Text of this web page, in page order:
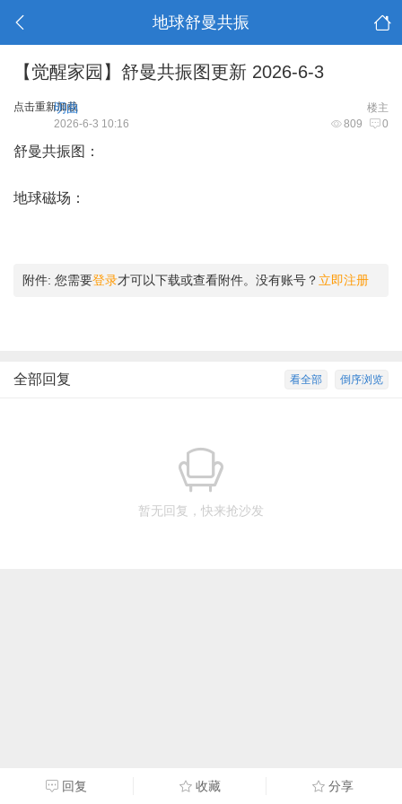
地球舒曼共振
【觉醒家园】舒曼共振图更新 2026-6-3
点击重新加载 楼主
明曲
809 0
2026-6-3 10:16
舒曼共振图：
地球磁场：
附件: 您需要登录才可以下载或查看附件。没有账号？ 立即注册
倒序浏览
看全部
全部回复
暂无回复，快来抢沙发
回复 收藏 分享